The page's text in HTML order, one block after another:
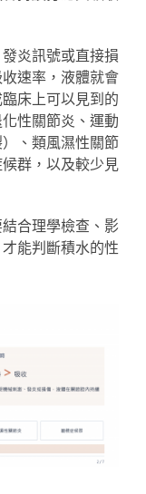
炎訊號或直接損
速率，液體就會
床上可以見到的
性關節炎、運動
、類風濕性關節
群，以及較少見
合理學檢查、影
能判斷積水的性